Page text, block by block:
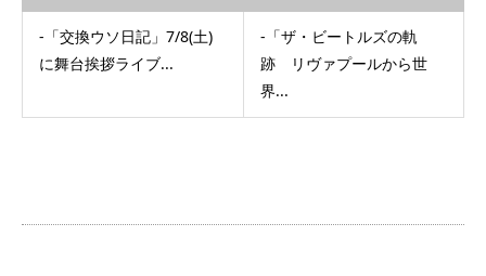
-「交換ウソ日記」7/8(土)
に舞台挨拶ライブ...
-「ザ・ビートルズの軌
跡 リヴァプールから世
界...